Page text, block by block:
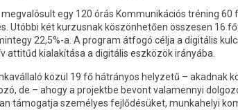
egy 120 órás Kommunikációs tréning
Utóbbi két kurzusnak köszönhetően összesen 16
22,5%-a. A program átfogó célja a digitális
attitűd kialakítása a digitális eszközök irányába.
közül 19 fő hátrányos helyzetű – akadnak
de – ahogy a projektbe bevont valamennyi
támogatja személyes fejlődésüket, munkahelyi